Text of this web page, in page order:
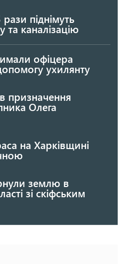
піднімуть
каналізацію
офіцера
ухилянту
призначення
Олега
на Харківщині
землю в
зі скіфським